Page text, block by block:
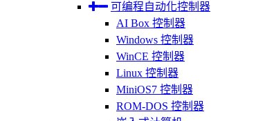
可编程自动化控制器
AI Box 控制器
Windows 控制器
WinCE 控制器
Linux 控制器
MiniOS7 控制器
ROM-DOS 控制器